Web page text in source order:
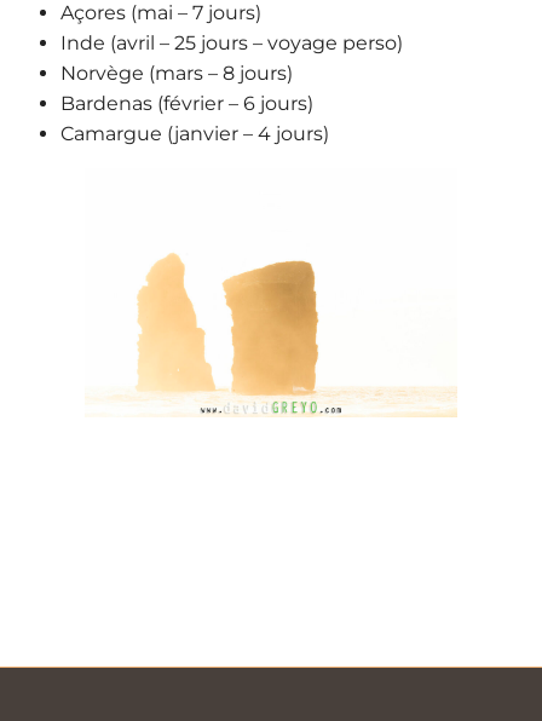
Açores (mai – 7 jours)
Inde (avril – 25 jours – voyage perso)
Norvège (mars – 8 jours)
Bardenas (février – 6 jours)
Camargue (janvier – 4 jours)